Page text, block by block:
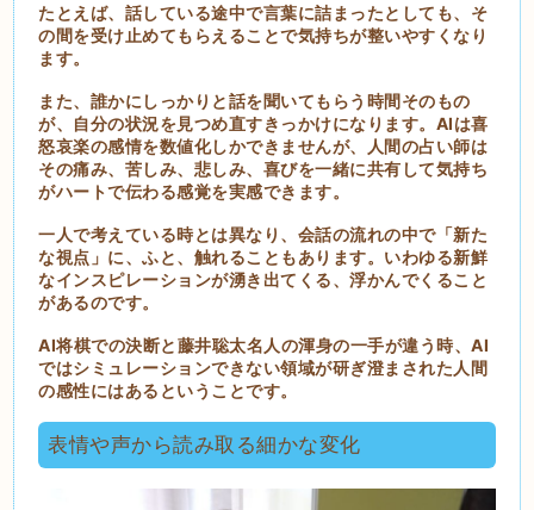
たとえば、話している途中で言葉に詰まったとしても、そ
の間を受け止めてもらえることで気持ちが整いやすくなり
ます。
また、誰かにしっかりと話を聞いてもらう時間そのもの
が、自分の状況を見つめ直すきっかけになります。AIは喜
怒哀楽の感情を数値化しかできませんが、人間の占い師は
その痛み、苦しみ、悲しみ、喜びを一緒に共有して気持ち
がハートで伝わる感覚を実感できます。
一人で考えている時とは異なり、会話の流れの中で「新た
な視点」に、ふと、触れることもあります。いわゆる新鮮
なインスピレーションが湧き出てくる、浮かんでくること
があるのです。
AI将棋での決断と藤井聡太名人の渾身の一手が違う時、AI
ではシミュレーションできない領域が研ぎ澄まされた人間
の感性にはあるということです。
表情や声から読み取る細かな変化